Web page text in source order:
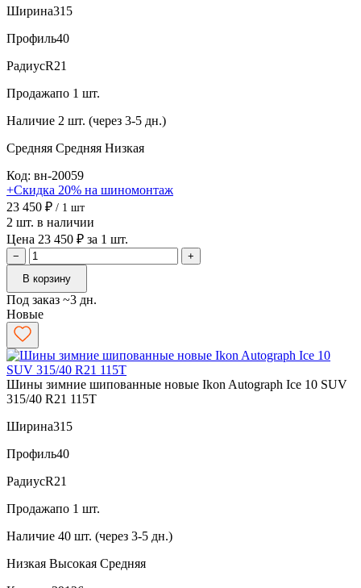
Ширина315
Профиль40
РадиусR21
Продажапо 1 шт.
Наличие 2 шт. (через 3-5 дн.)
Средняя Средняя Низкая
Код: вн-20059
+Скидка 20% на шиномонтаж
23 450 ₽ / 1 шт
2 шт. в наличии
Цена 23 450 ₽ за 1 шт.
−
+
В корзину
Под заказ ~3 дн.
Новые
Шины зимние шипованные новые Ikon Autograph Ice 10 SUV
315/40 R21 115T
Ширина315
Профиль40
РадиусR21
Продажапо 1 шт.
Наличие 40 шт. (через 3-5 дн.)
Низкая Высокая Средняя